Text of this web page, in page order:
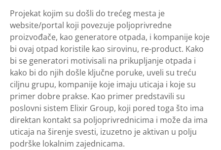
Projekat kojim su došli do trećeg mesta je
website/portal koji povezuje poljoprivredne
proizvođače, kao generatore otpada, i kompanije koje
bi ovaj otpad koristile kao sirovinu, re-product. Kako
bi se generatori motivisali na prikupljanje otpada i
kako bi do njih došle ključne poruke, uveli su treću
ciljnu grupu, kompanije koje imaju uticaja i koje su
primer dobre prakse. Kao primer predstavili su
poslovni sistem Elixir Group, koji pored toga što ima
direktan kontakt sa poljoprivrednicima i može da ima
uticaja na širenje svesti, izuzetno je aktivan u polju
podrške lokalnim zajednicama.